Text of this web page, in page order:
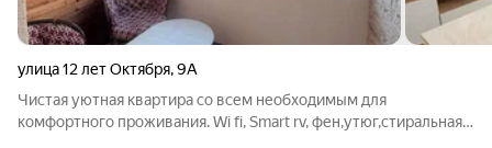
улица 12 лет Октября,9А
Чистая уютная квартира со всем необходимым для
комфортного проживания. Wi fi, Smart rv, фен,утюг,стиральная